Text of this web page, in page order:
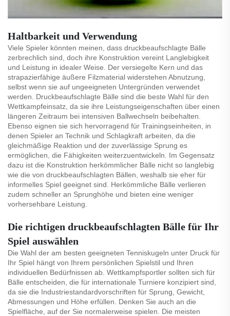
Haltbarkeit und Verwendung
Viele Spieler könnten meinen, dass druckbeaufschlagte Bälle
zerbrechlich sind, doch ihre Konstruktion vereint Langlebigkeit
und Leistung in idealer Weise. Der versiegelte Kern und das
strapazierfähige äußere Filzmaterial widerstehen Abnutzung,
selbst wenn sie auf ungeeigneten Untergründen verwendet
werden. Druckbeaufschlagte Bälle sind die beste Wahl für den
Wettkampfeinsatz, da sie ihre Leistungseigenschaften über einen
längeren Zeitraum bei intensiven Ballwechseln beibehalten.
Ebenso eignen sie sich hervorragend für Trainingseinheiten, in
denen Spieler an Technik und Schlagkraft arbeiten, da die
gleichmäßige Reaktion und der zuverlässige Sprung es
ermöglichen, die Fähigkeiten weiterzuentwickeln. Im Gegensatz
dazu ist die Konstruktion herkömmlicher Bälle nicht so langlebig
wie die von druckbeaufschlagten Bällen, weshalb sie eher für
informelles Spiel geeignet sind. Herkömmliche Bälle verlieren
zudem schneller an Sprunghöhe und bieten eine weniger
vorhersehbare Leistung.
Die richtigen druckbeaufschlagten Bälle für Ihr
Spiel auswählen
Die Wahl der am besten geeigneten Tenniskugeln unter Druck für
Ihr Spiel hängt von Ihrem persönlichen Spielstil und Ihren
individuellen Bedürfnissen ab. Wettkampfsportler sollten sich für
Bälle entscheiden, die für internationale Turniere konzipiert sind,
da sie die Industriestandardvorschriften für Sprung, Gewicht,
Abmessungen und Höhe erfüllen. Denken Sie auch an die
Spielfläche, auf der Sie normalerweise spielen. Die meisten